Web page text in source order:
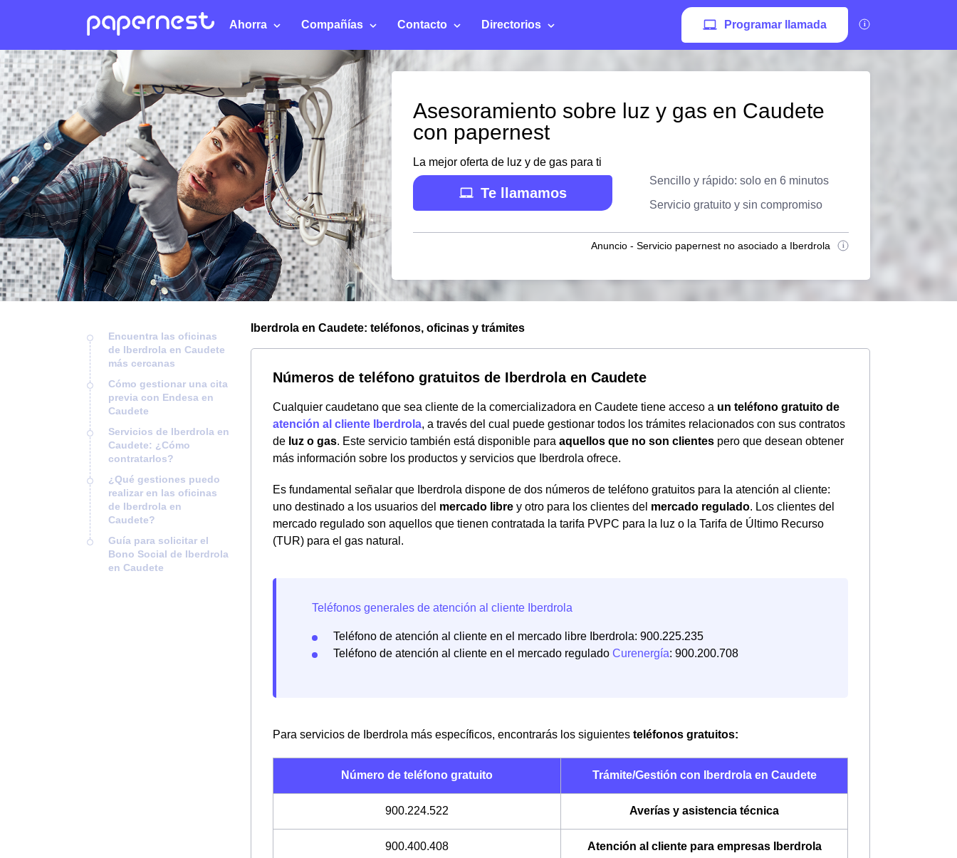
Ahorra Compañías Contacto Directorios Programar llamada
Asesoramiento sobre luz y gas en Caudete
con papernest
La mejor oferta de luz y de gas para ti
Te llamamos
Sencillo y rápido: solo en 6 minutos
Servicio gratuito y sin compromiso
Anuncio - Servicio papernest no asociado a Iberdrola
Encuentra las oficinas
de Iberdrola en Caudete
más cercanas
Cómo gestionar una cita
previa con Endesa en
Caudete
Servicios de Iberdrola en
Caudete: ¿Cómo
contratarlos?
¿Qué gestiones puedo
realizar en las oficinas
de Iberdrola en
Caudete?
Guía para solicitar el
Bono Social de Iberdrola
en Caudete
Iberdrola en Caudete: teléfonos, oficinas y trámites
Números de teléfono gratuitos de Iberdrola en Caudete
Cualquier caudetano que sea cliente de la comercializadora en Caudete tiene acceso a un teléfono gratuito de
atención al cliente Iberdrola, a través del cual puede gestionar todos los trámites relacionados con sus contratos
de luz o gas. Este servicio también está disponible para aquellos que no son clientes pero que desean obtener
más información sobre los productos y servicios que Iberdrola ofrece.
Es fundamental señalar que Iberdrola dispone de dos números de teléfono gratuitos para la atención al cliente:
uno destinado a los usuarios del mercado libre y otro para los clientes del mercado regulado. Los clientes del
mercado regulado son aquellos que tienen contratada la tarifa PVPC para la luz o la Tarifa de Último Recurso
(TUR) para el gas natural.
Teléfono de atención al cliente en el mercado libre Iberdrola: 900.225.235
Teléfono de atención al cliente en el mercado regulado Curenergía: 900.200.708
Para servicios de Iberdrola más específicos, encontrarás los siguientes teléfonos gratuitos:
Número de teléfono gratuito Trámite/Gestión con Iberdrola en Caudete
900.224.522 Averías y asistencia técnica
900.400.408 Atención al cliente para empresas Iberdrola